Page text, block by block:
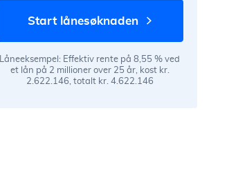
start lånesøknaden
Låneeksempel: Effektiv rente på 8,55 % ved
et lån på 2 millioner over 25 år, kost kr.
2.622.146, totalt kr. 4.622.146